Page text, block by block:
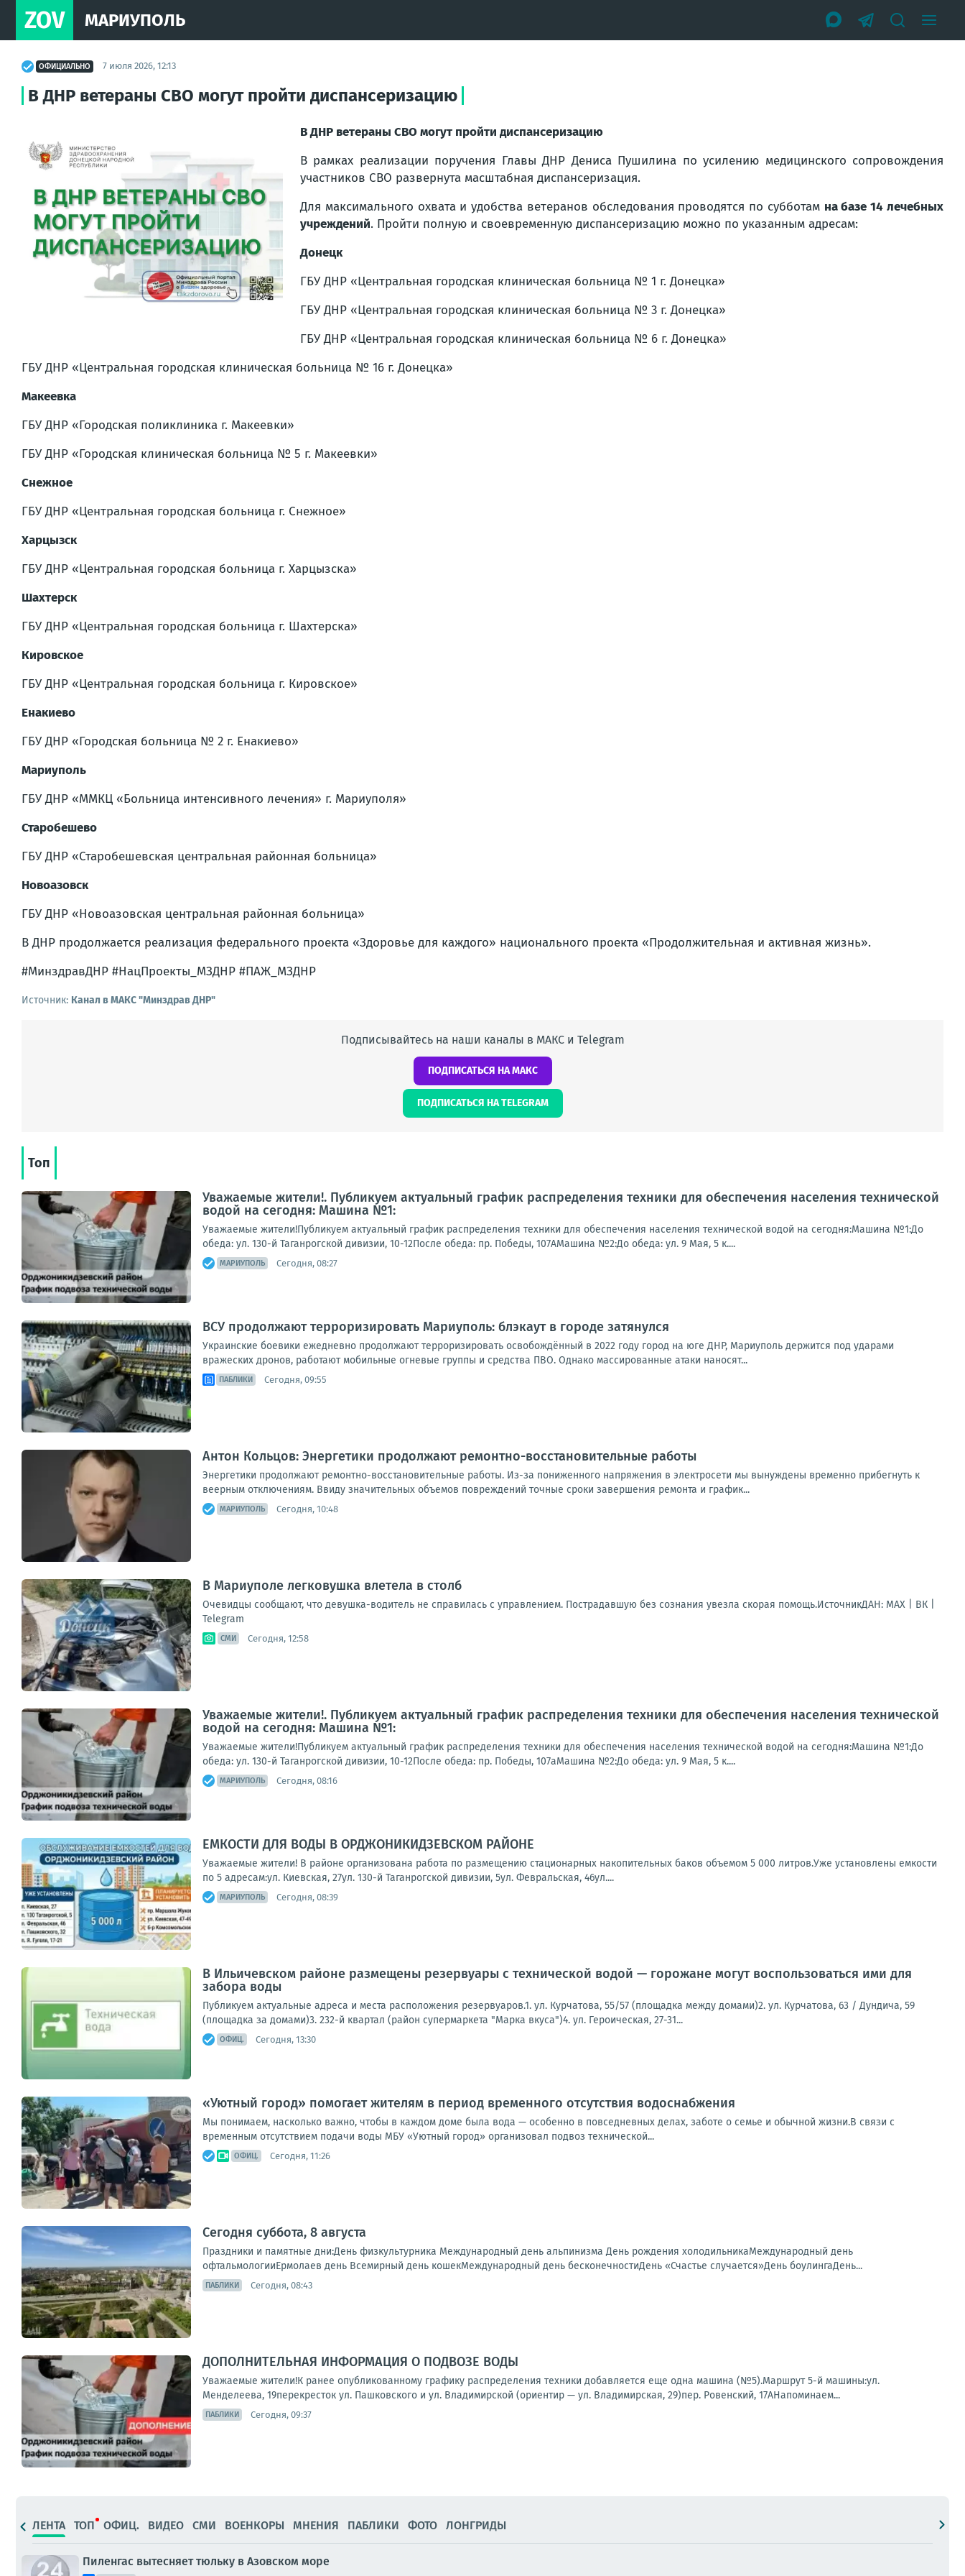
ZOV МАРИУПОЛЬ
ОФИЦИАЛЬНО 7 июля 2026, 12:13
В ДНР ветераны СВО могут пройти диспансеризацию
В ДНР ветераны СВО могут пройти диспансеризацию
В рамках реализации поручения Главы ДНР Дениса Пушилина по усилению медицинского сопровождения
участников СВО развернута масштабная диспансеризация.
Для максимального охвата и удобства ветеранов обследования проводятся по субботам на базе 14 лечебных
учреждений. Пройти полную и своевременную диспансеризацию можно по указанным адресам:
Донецк
ГБУ ДНР «Центральная городская клиническая больница № 1 г. Донецка»
ГБУ ДНР «Центральная городская клиническая больница № 3 г. Донецка»
ГБУ ДНР «Центральная городская клиническая больница № 6 г. Донецка»
ГБУ ДНР «Центральная городская клиническая больница № 16 г. Донецка»
Макеевка
ГБУ ДНР «Городская поликлиника г. Макеевки»
ГБУ ДНР «Городская клиническая больница № 5 г. Макеевки»
Снежное
ГБУ ДНР «Центральная городская больница г. Снежное»
Харцызск
ГБУ ДНР «Центральная городская больница г. Харцызска»
Шахтерск
ГБУ ДНР «Центральная городская больница г. Шахтерска»
Кировское
ГБУ ДНР «Центральная городская больница г. Кировское»
Енакиево
ГБУ ДНР «Городская больница № 2 г. Енакиево»
Мариуполь
ГБУ ДНР «ММКЦ «Больница интенсивного лечения» г. Мариуполя»
Старобешево
ГБУ ДНР «Старобешевская центральная районная больница»
Новоазовск
ГБУ ДНР «Новоазовская центральная районная больница»
В ДНР продолжается реализация федерального проекта «Здоровье для каждого» национального проекта «Продолжительная и активная жизнь».
#МинздравДНР #НацПроекты_МЗДНР #ПАЖ_МЗДНР
Источник: Канал в МАКС "Минздрав ДНР"
Подписывайтесь на наши каналы в МАКС и Telegram
ПОДПИСАТЬСЯ НА МАКС
ПОДПИСАТЬСЯ НА TELEGRAM
Топ
Уважаемые жители!. Публикуем актуальный график распределения техники для обеспечения населения технической
водой на сегодня: Машина №1:
Уважаемые жители!Публикуем актуальный график распределения техники для обеспечения населения технической водой на сегодня:Машина №1:До
обеда: ул. 130-й Таганрогской дивизии, 10-12После обеда: пр. Победы, 107АМашина №2:До обеда: ул. 9 Мая, 5 к....
МАРИУПОЛЬ Сегодня, 08:27
ВСУ продолжают терроризировать Мариуполь: блэкаут в городе затянулся
Украинские боевики ежедневно продолжают терроризировать освобождённый в 2022 году город на юге ДНР, Мариуполь держится под ударами
вражеских дронов, работают мобильные огневые группы и средства ПВО. Однако массированные атаки наносят...
ПАБЛИКИ Сегодня, 09:55
Антон Кольцов: Энергетики продолжают ремонтно-восстановительные работы
Энергетики продолжают ремонтно-восстановительные работы. Из-за пониженного напряжения в электросети мы вынуждены временно прибегнуть к
веерным отключениям. Ввиду значительных объемов повреждений точные сроки завершения ремонта и график...
МАРИУПОЛЬ Сегодня, 10:48
В Мариуполе легковушка влетела в столб
Очевидцы сообщают, что девушка-водитель не справилась с управлением. Пострадавшую без сознания увезла скорая помощь.ИсточникДАН: MAX | ВК |
Telegram
СМИ Сегодня, 12:58
Уважаемые жители!. Публикуем актуальный график распределения техники для обеспечения населения технической
водой на сегодня: Машина №1:
Уважаемые жители!Публикуем актуальный график распределения техники для обеспечения населения технической водой на сегодня:Машина №1:До
обеда: ул. 130-й Таганрогской дивизии, 10-12После обеда: пр. Победы, 107аМашина №2:До обеда: ул. 9 Мая, 5 к....
МАРИУПОЛЬ Сегодня, 08:16
ЕМКОСТИ ДЛЯ ВОДЫ В ОРДЖОНИКИДЗЕВСКОМ РАЙОНЕ
Уважаемые жители! В районе организована работа по размещению стационарных накопительных баков объемом 5 000 литров.Уже установлены емкости
по 5 адресам:ул. Киевская, 27ул. 130-й Таганрогской дивизии, 5ул. Февральская, 46ул....
МАРИУПОЛЬ Сегодня, 08:39
В Ильичевском районе размещены резервуары с технической водой — горожане могут воспользоваться ими для
забора воды
Публикуем актуальные адреса и места расположения резервуаров.1. ул. Курчатова, 55/57 (площадка между домами)2. ул. Курчатова, 63 / Дундича, 59
(площадка за домами)3. 232-й квартал (район супермаркета "Марка вкуса")4. ул. Героическая, 27-31...
ОФИЦ. Сегодня, 13:30
«Уютный город» помогает жителям в период временного отсутствия водоснабжения
Мы понимаем, насколько важно, чтобы в каждом доме была вода — особенно в повседневных делах, заботе о семье и обычной жизни.В связи с
временным отсутствием подачи воды МБУ «Уютный город» организовал подвоз технической...
ОФИЦ. Сегодня, 11:26
Сегодня суббота, 8 августа
Праздники и памятные дни:День физкультурника Международный день альпинизма День рождения холодильникаМеждународный день
офтальмологииЕрмолаев день Всемирный день кошекМеждународный день бесконечностиДень «Счастье случается»День боулингаДень...
ПАБЛИКИ Сегодня, 08:43
ДОПОЛНИТЕЛЬНАЯ ИНФОРМАЦИЯ О ПОДВОЗЕ ВОДЫ
Уважаемые жители!К ранее опубликованному графику распределения техники добавляется еще одна машина (№5).Маршрут 5-й машины:ул.
Менделеева, 19перекресток ул. Пашковского и ул. Владимирской (ориентир — ул. Владимирская, 29)пер. Ровенский, 17АНапоминаем...
ПАБЛИКИ Сегодня, 09:37
ЛЕНТА ТОП ОФИЦ. ВИДЕО СМИ ВОЕНКОРЫ МНЕНИЯ ПАБЛИКИ ФОТО ЛОНГРИДЫ
Пиленгас вытесняет тюльку в Азовском море